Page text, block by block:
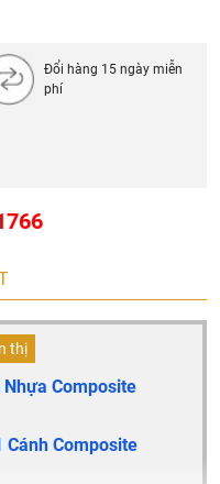
Đổi hàng 15 ngày miễn
phí
thị
Nhựa Composite
Cánh Composite